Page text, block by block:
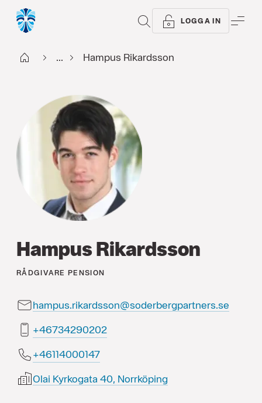
SÖK LOGGA IN
Start ... Hampus Rikardsson
Hampus Rikardsson
RÅDGIVARE PENSION
hampus.rikardsson@soderbergpartners.se
20209243764+
74100041164+
Olai Kyrkogata 40, Norrköping